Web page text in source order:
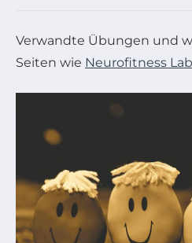
Verwandte Übungen und
Seiten wie Neurofitness Lab